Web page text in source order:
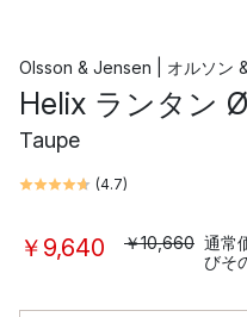
Olsson & Jensen | オルソン
Helix ランタン
Taupe
(4.7)
￥9,640 ￥10,660 通常
びそ